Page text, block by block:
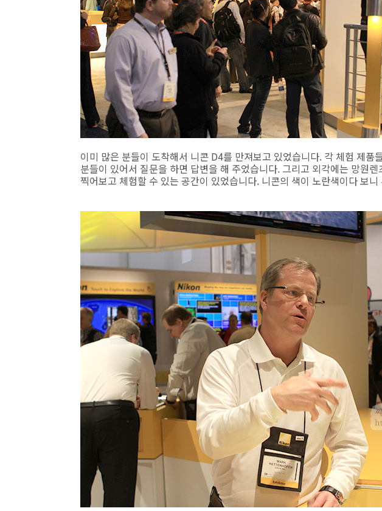
이미 많은 분들이 도착해서 니콘 D4를 만져보고 있었습니다. 각 체험 제품
분들이 있어서 질문을 하면 답변을 해 주었습니다. 그리고 외각에는 망원
찍어보고 체험할 수 있는 공간이 있었습니다. 니콘의 색이 노란색이다 보